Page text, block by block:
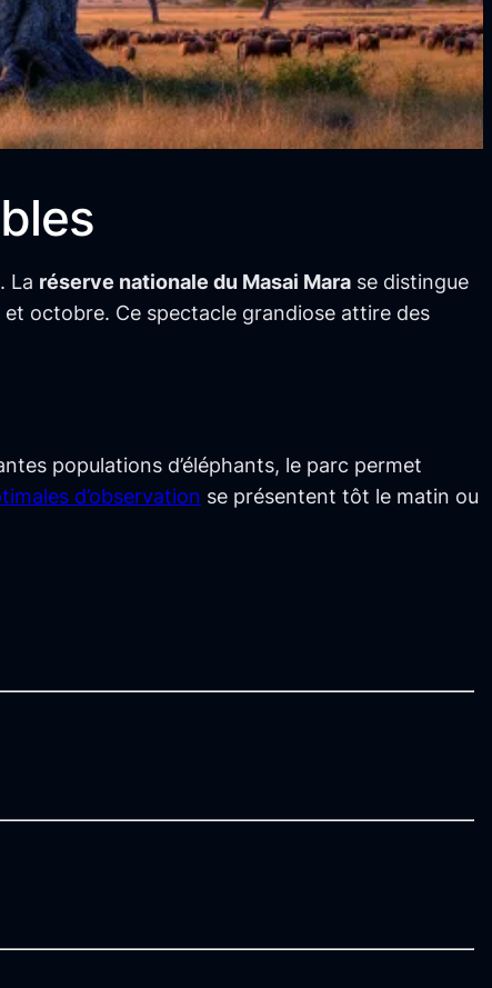
La réserve nationale du Masai Mara se distingue
octobre. Ce spectacle grandiose attire des
populations d’éléphants, le parc permet
d’observation se présentent tôt le matin ou